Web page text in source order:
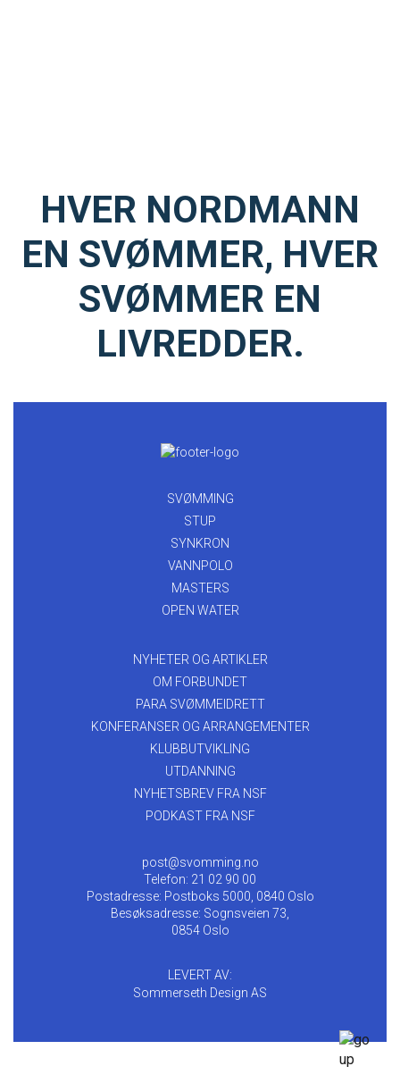
HVER NORDMANN
EN SVØMMER, HVER
SVØMMER EN
LIVREDDER.
SVØMMING
STUP
SYNKRON
VANNPOLO
MASTERS
OPEN WATER
NYHETER OG ARTIKLER
OM FORBUNDET
PARA SVØMMEIDRETT
KONFERANSER OG ARRANGEMENTER
KLUBBUTVIKLING
UTDANNING
NYHETSBREV FRA NSF
PODKAST FRA NSF
post@svomming.no
Telefon: 21 02 90 00
Postadresse: Postboks 5000, 0840 Oslo
Besøksadresse: Sognsveien 73,
0854 Oslo
LEVERT AV:
Sommerseth Design AS